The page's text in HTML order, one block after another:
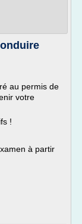
au permis de
votre
!
à partir